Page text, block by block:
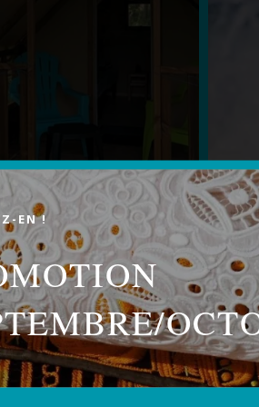
CAMPING
EN !